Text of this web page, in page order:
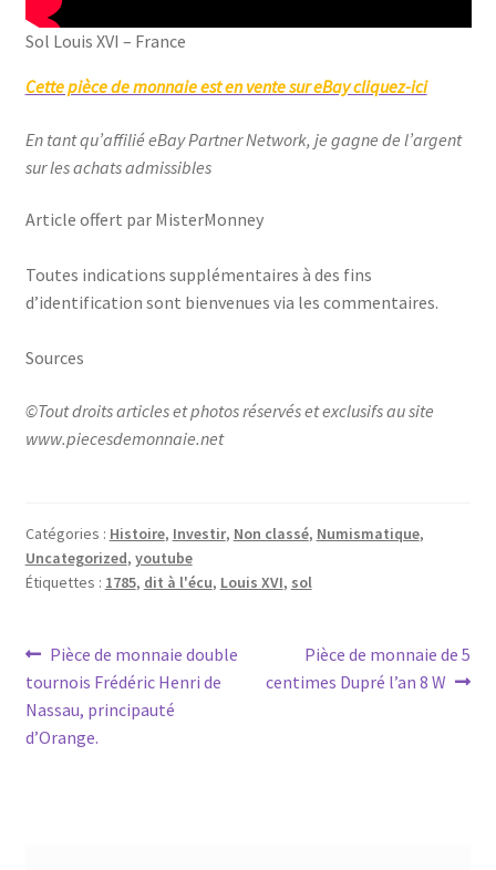
Sol Louis XVI – France
Cette pièce de monnaie est en vente sur eBay cliquez-ici
En tant qu’affilié eBay Partner Network, je gagne de l’argent
sur les achats admissibles
Article offert par MisterMonney
Toutes indications supplémentaires à des fins
d’identification sont bienvenues via les commentaires.
Sources
©Tout droits articles et photos réservés et exclusifs au site
www.piecesdemonnaie.net
Catégories : Histoire, Investir, Non classé, Numismatique,
Uncategorized, youtube
Étiquettes : 1785, dit à l'écu, Louis XVI, sol
Pièce de monnaie double
tournois Frédéric Henri de
Nassau, principauté
d’Orange.
Pièce de monnaie de 5
centimes Dupré l’an 8 W